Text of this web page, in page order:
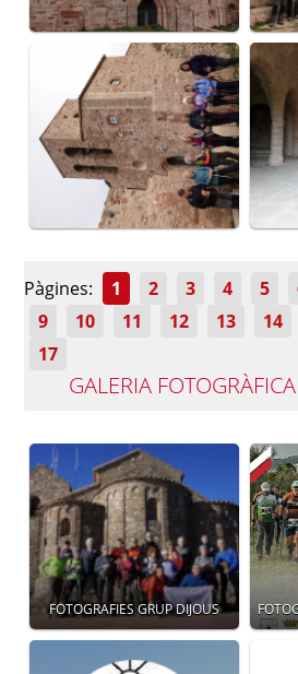
Pàgines: 1 2 3 4 5
9
10 11 12 13 14
17
GALERIA FOTOGRÀFICA
FOTOGRAFIES GRUP DIJOUS